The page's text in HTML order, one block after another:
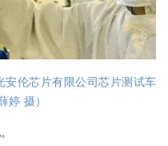
伦芯片有限公司芯片测试车
婷 摄）